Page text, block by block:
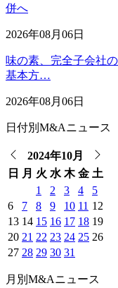
併へ
2026年08月06日
味の素、完全子会社
基本方…
2026年08月06日
日付別M&Aニュース
2024年10月
日
月 火 水 木 金 土
1
2 3 4
5
6
7 8 9 10 11 12
13 14 15 16 17 18 19
20 21 22 23 24 25 26
27 28 29 30 31
月別M&Aニュース